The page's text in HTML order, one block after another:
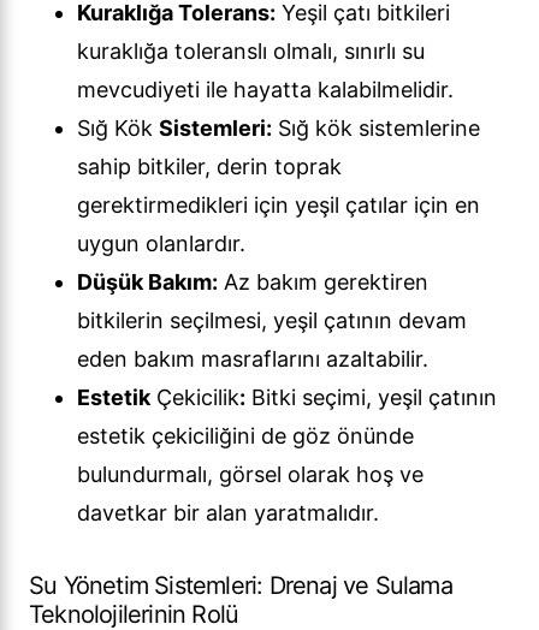
Kuraklığa Tolerans: Yeşil çatı bitkileri
kuraklığa toleranslı olmalı, sınırlı su
mevcudiyeti ile hayatta kalabilmelidir.
Sığ Kök Sistemleri: Sığ kök sistemlerine
sahip bitkiler, derin toprak
gerektirmedikleri için yeşil çatılar için en
uygun olanlardır.
Düşük Bakım: Az bakım gerektiren
bitkilerin seçilmesi, yeşil çatının devam
eden bakım masraflarını azaltabilir.
Estetik Çekicilik: Bitki seçimi, yeşil çatının
estetik çekiciliğini de göz önünde
bulundurmalı, görsel olarak hoş ve
davetkar bir alan yaratmalıdır.
Su Yönetim Sistemleri: Drenaj ve Sulama
Teknolojilerinin Rolü